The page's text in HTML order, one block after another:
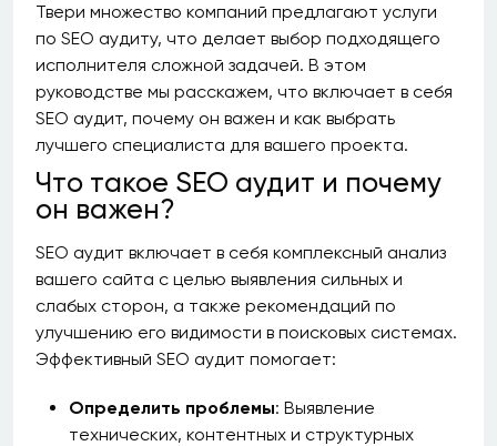
Твери множество компаний предлагают услуги
по SEO аудиту, что делает выбор подходящего
исполнителя сложной задачей. В этом
руководстве мы расскажем, что включает в себя
SEO аудит, почему он важен и как выбрать
лучшего специалиста для вашего проекта.
Что такое SEO аудит и почему
он важен?
SEO аудит включает в себя комплексный анализ
вашего сайта с целью выявления сильных и
слабых сторон, а также рекомендаций по
улучшению его видимости в поисковых системах.
Эффективный SEO аудит помогает:
Определить проблемы: Выявление
технических, контентных и структурных